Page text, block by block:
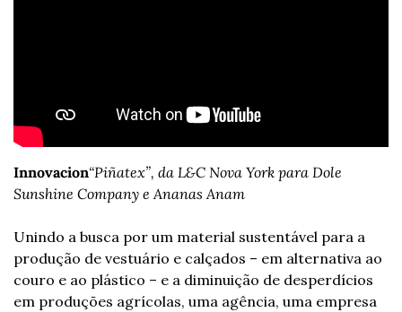
Innovacion“Piñatex”, da L&C Nova York para Dole
Sunshine Company e Ananas Anam
Unindo a busca por um material sustentável para a
produção de vestuário e calçados – em alternativa ao
couro e ao plástico – e a diminuição de desperdícios
em produções agrícolas, uma agência, uma empresa